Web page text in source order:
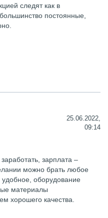
следят как в
постоянные,
25.06.2022,
09:14
зарплата –
можно брать любое
оборудование
материалы
хорошего качества.